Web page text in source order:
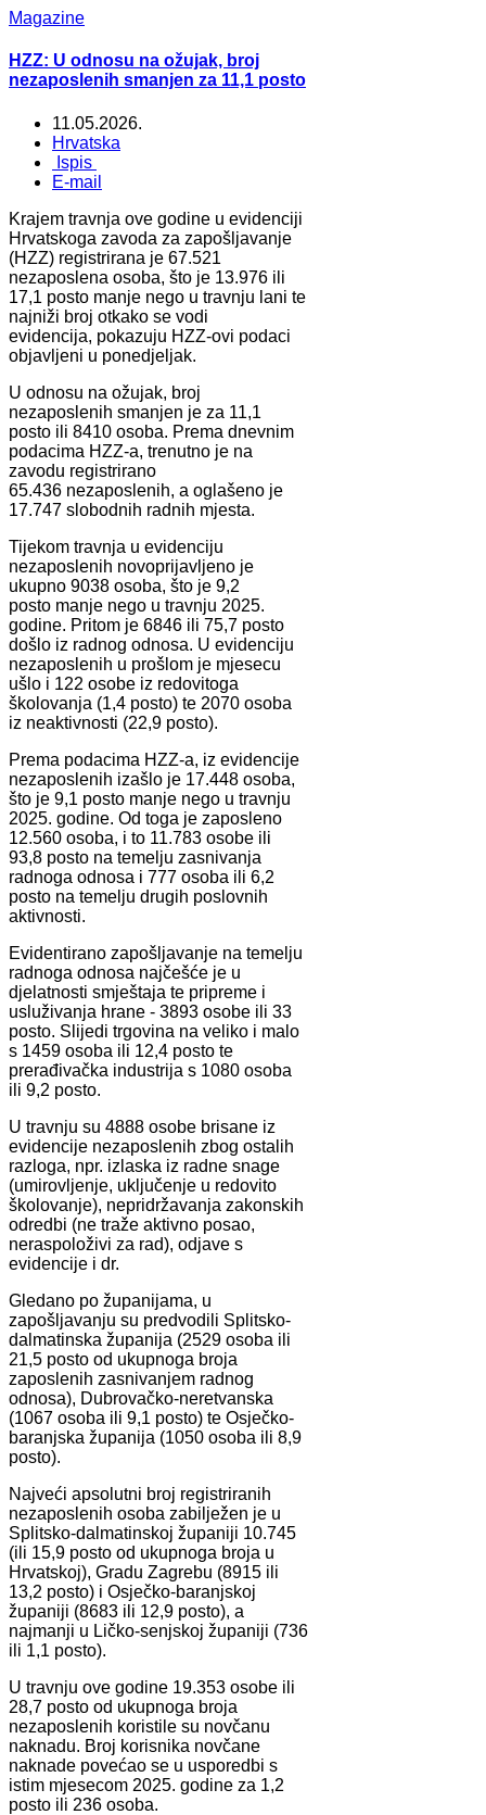
Magazine
HZZ: U odnosu na ožujak, broj
nezaposlenih smanjen za 11,1 posto
11.05.2026.
Hrvatska
Ispis
E-mail
Krajem travnja ove godine u evidenciji
Hrvatskoga zavoda za zapošljavanje
(HZZ) registrirana je 67.521
nezaposlena osoba, što je 13.976 ili
17,1 posto manje nego u travnju lani te
najniži broj otkako se vodi
evidencija, pokazuju HZZ-ovi podaci
objavljeni u ponedjeljak.
U odnosu na ožujak, broj
nezaposlenih smanjen je za 11,1
posto ili 8410 osoba. Prema dnevnim
podacima HZZ-a, trenutno je na
zavodu registrirano
65.436 nezaposlenih, a oglašeno je
17.747 slobodnih radnih mjesta.
Tijekom travnja u evidenciju
nezaposlenih novoprijavljeno je
ukupno 9038 osoba, što je 9,2
posto manje nego u travnju 2025.
godine. Pritom je 6846 ili 75,7 posto
došlo iz radnog odnosa. U evidenciju
nezaposlenih u prošlom je mjesecu
ušlo i 122 osobe iz redovitoga
školovanja (1,4 posto) te 2070 osoba
iz neaktivnosti (22,9 posto).
Prema podacima HZZ-a, iz evidencije
nezaposlenih izašlo je 17.448 osoba,
što je 9,1 posto manje nego u travnju
2025. godine. Od toga je zaposleno
12.560 osoba, i to 11.783 osobe ili
93,8 posto na temelju zasnivanja
radnoga odnosa i 777 osoba ili 6,2
posto na temelju drugih poslovnih
aktivnosti.
Evidentirano zapošljavanje na temelju
radnoga odnosa najčešće je u
djelatnosti smještaja te pripreme i
usluživanja hrane - 3893 osobe ili 33
posto. Slijedi trgovina na veliko i malo
s 1459 osoba ili 12,4 posto te
prerađivačka industrija s 1080 osoba
ili 9,2 posto.
U travnju su 4888 osobe brisane iz
evidencije nezaposlenih zbog ostalih
razloga, npr. izlaska iz radne snage
(umirovljenje, uključenje u redovito
školovanje), nepridržavanja zakonskih
odredbi (ne traže aktivno posao,
neraspoloživi za rad), odjave s
evidencije i dr.
Gledano po županijama, u
zapošljavanju su predvodili Splitsko-
dalmatinska županija (2529 osoba ili
21,5 posto od ukupnoga broja
zaposlenih zasnivanjem radnog
odnosa), Dubrovačko-neretvanska
(1067 osoba ili 9,1 posto) te Osječko-
baranjska županija (1050 osoba ili 8,9
posto).
Najveći apsolutni broj registriranih
nezaposlenih osoba zabilježen je u
Splitsko-dalmatinskoj županiji 10.745
(ili 15,9 posto od ukupnoga broja u
Hrvatskoj), Gradu Zagrebu (8915 ili
13,2 posto) i Osječko-baranjskoj
županiji (8683 ili 12,9 posto), a
najmanji u Ličko-senjskoj županiji (736
ili 1,1 posto).
U travnju ove godine 19.353 osobe ili
28,7 posto od ukupnoga broja
nezaposlenih koristile su novčanu
naknadu. Broj korisnika novčane
naknade povećao se u usporedbi s
istim mjesecom 2025. godine za 1,2
posto ili 236 osoba.